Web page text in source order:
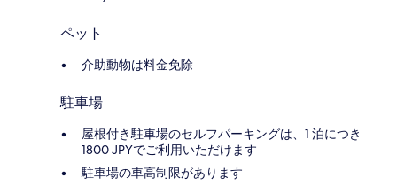
ペット
介助動物は料金免除
駐車場
屋根付き駐車場のセルフパーキングは、1 泊につき
1800 JPYでご利用いただけます
駐車場の車高制限があります